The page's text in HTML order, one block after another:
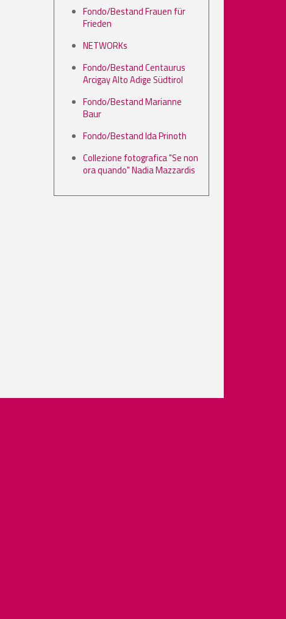
Fondo/Bestand Frauen für
Frieden
NETWORKs
Fondo/Bestand Centaurus
Arcigay Alto Adige Südtirol
Fondo/Bestand Marianne
Baur
Fondo/Bestand Ida Prinoth
Collezione fotografica "Se non
ora quando" Nadia Mazzardis